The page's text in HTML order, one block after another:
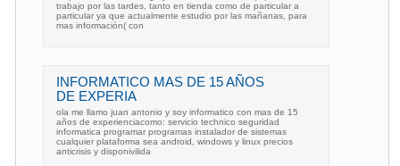
trabajo por las tardes, tanto en tienda como de particular a
particular ya que actualmente estudio por las mañanas, para
mas información( con
INFORMATICO MAS DE 15 AÑOS
DE EXPERIA
ola me llamo juan antonio y soy informatico con mas de 15
años de experienciacomo: servicio technico seguridad
informatica programar programas instalador de sistemas
cualquier plataforma sea android, windows y linux precios
anticrisis y disponivilida